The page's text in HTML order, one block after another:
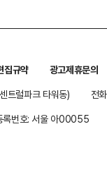
집규약
광고제휴문의
트럴파크 타워동)
전
록번호: 서울 아00055